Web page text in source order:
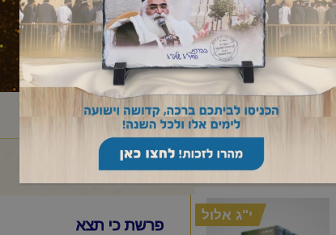
ראשי/מאמר לשבת/דברים/ כי תצא
י"ג אלול
פרשת כי תצא